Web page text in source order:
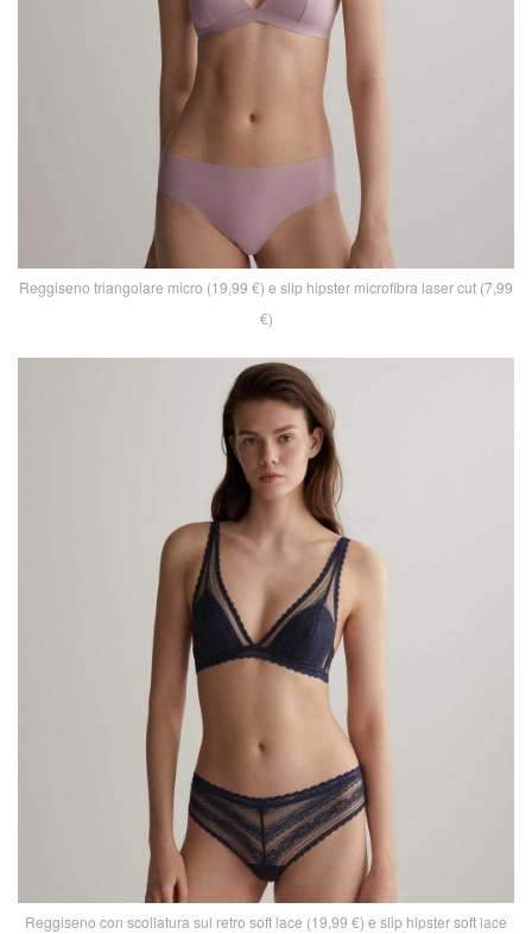
Reggiseno triangolare micro (19,99 €) e slip hipster microfibra laser cut (7,99
€)
Reggiseno con scollatura sul retro soft lace (19,99 €) e slip hipster soft lace